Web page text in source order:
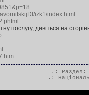
izk1/index.html
послугу, дивіться на
.: Раздел:
.: